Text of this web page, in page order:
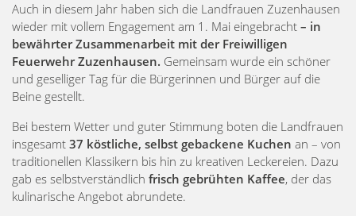
Auch in diesem Jahr haben sich die Landfrauen Zuzenhausen
wieder mit vollem Engagement am 1. Mai eingebracht – in
bewährter Zusammenarbeit mit der Freiwilligen
Feuerwehr Zuzenhausen. Gemeinsam wurde ein schöner
und geselliger Tag für die Bürgerinnen und Bürger auf die
Beine gestellt.
Bei bestem Wetter und guter Stimmung boten die Landfrauen
insgesamt 37 köstliche, selbst gebackene Kuchen an – von
traditionellen Klassikern bis hin zu kreativen Leckereien. Dazu
gab es selbstverständlich frisch gebrühten Kaffee, der das
kulinarische Angebot abrundete.